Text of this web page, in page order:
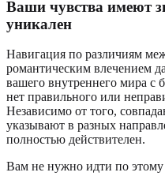
Ваши чувства имеют
уникален
Навигация по различиям
романтическим влечением
вашего внутреннего мира с
нет правильного или
Независимо от того,
указывают в разных
полностью действителен.
Вам не нужно идти по этому